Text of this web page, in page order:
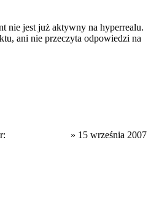
nie jest już aktywny na hyperrealu.
ani nie przeczyta odpowiedzi na
» 15 września 2007